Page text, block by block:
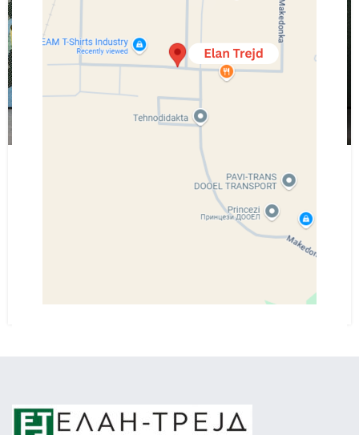
Creative water features and exterior
Ac haca ullamcorper donec ante habi tasse donec
imperdiet eturpis varius per a augue magna hac. Nec hac